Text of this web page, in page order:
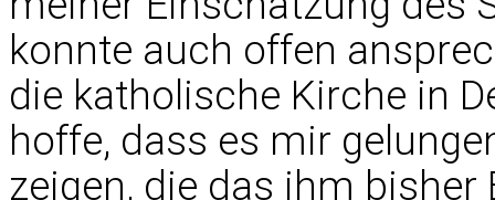
konnte auch offen
die katholische Kirche in
hoffe, dass es mir
zeigen, die das ihm